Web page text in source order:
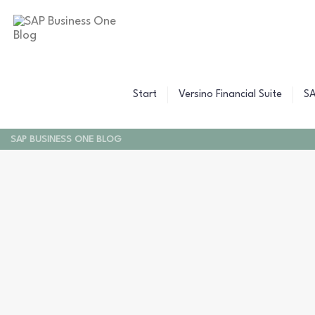
Start Versino Financial Suite
SAP BUSINESS ONE BLOG